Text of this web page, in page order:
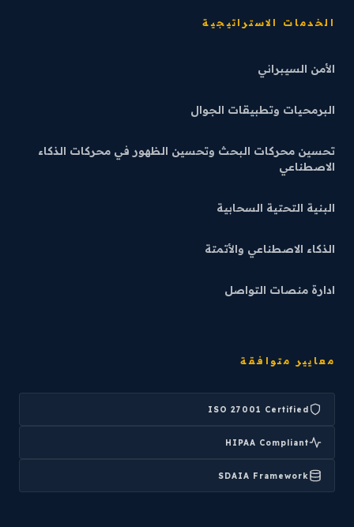
الخدمات الاستراتيجية
الأمن السيبراني
البرمحيات وتطبيقات الجوال
تحسين محركات البحث وتحسين الظهور في محركات الذكاء
الاصطناعي
البنية التحتية السحابية
الذكاء الاصطناعي والأتمتة
ادارة منصات التواصل
معايير متوافقة
ISO 27001 Certified
HIPAA Compliant
SDAIA Framework